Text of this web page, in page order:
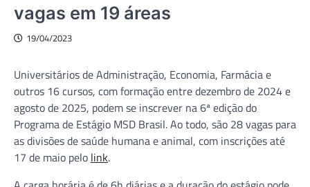
vagas em 19 áreas
19/04/2023
Universitários de Administração, Economia, Farmácia e
outros 16 cursos, com formação entre dezembro de 2024 e
agosto de 2025, podem se inscrever na 6ª edição do
Programa de Estágio MSD Brasil. Ao todo, são 28 vagas para
as divisões de saúde humana e animal, com inscrições até
17 de maio pelo link.